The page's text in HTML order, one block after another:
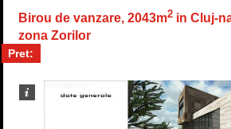
Birou de vanzare, 2043m2in Cluj-
zona Zorilor
Pret: